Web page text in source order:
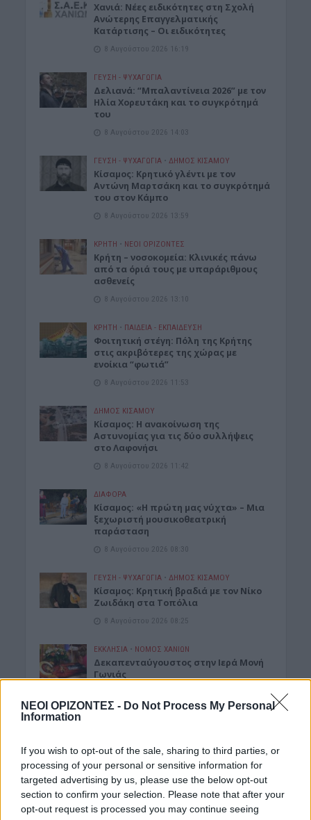
ΝΕΟΙ ΟΡΙΖΟΝΤΕΣ - Do Not Process My Personal
Information
If you wish to opt-out of the sale, sharing to third parties, or
processing of your personal or sensitive information for
targeted advertising by us, please use the below opt-out
section to confirm your selection. Please note that after your
opt-out request is processed you may continue seeing
Χανιά: Νέες ειδικότητες στη Σχολή
Ανώτερης Επαγγελματικής
Κατάρτισης – Οι ειδικότητες
8 Αυγούστου 2026 16:19
ΓΕΎΣΗ - ΨΥΧΑΓΩΓΊΑ
Δελιανά: “Μπαλαντίνεια 2026” με τον
Ηλία Χορευτάκη και το συγκρότημά
του
8 Αυγούστου 2026 14:03
ΓΕΎΣΗ - ΨΥΧΑΓΩΓΊΑ • ΔΉΜΟΣ ΚΙΣΆΜΟΥ
Kίσαμος: Κρητικό γλέντι με τον
Αντώνη Μαρτσάκη και το συγκρότημά
του στον Κάμπο
8 Αυγούστου 2026 13:59
ΚΡΗΤΗ • ΝΕΟΙ ΟΡΙΖΟΝΤΕΣ
Κρήτη – νοσοκομεία: Κλινικές πάνω
από τα όριά τους με υπαράριθμους
ασθενείς
8 Αυγούστου 2026 13:10
ΚΡΗΤΗ • ΠΑΙΔΕΙΑ - ΕΚΠΑΙΔΕΥΣΗ
Φοιτητική στέγη: Πόλη της Κρήτης
στις ακριβότερες της χώρας με
ενοίκια “φωτιά”
8 Αυγούστου 2026 11:53
ΔΉΜΟΣ ΚΙΣΆΜΟΥ
Κίσαμος: Η ανακοίνωση της
Αστυνομίας για τις δύο συλλήψεις
στο Λαφονήσι
8 Αυγούστου 2026 11:42
ΔΙΆΦΟΡΑ
Κίσαμος: «Η πρώτη μας νύχτα» – Μια
ξεχωριστή μουσικοθεατρική
παράσταση
8 Αυγούστου 2026 08:30
ΓΕΎΣΗ - ΨΥΧΑΓΩΓΊΑ • ΔΉΜΟΣ ΚΙΣΆΜΟΥ
Kίσαμος: Κρητική βραδιά με τον Νίκο
Ζωιδάκη στα Τοπόλια
8 Αυγούστου 2026 08:25
ΕΚΚΛΗΣΙΑ • ΝΟΜΌΣ ΧΑΝΊΩΝ
Δεκαπενταύγουστος στην Ιερά Μονή
Γωνιάς
Δεκαπενταύγουστου: Συνταγές με
γεύση καλοκαιριού
8 Αυγούστου 2026 08:17
ΜΑΤΙΕΣ ΣΤΟ ΠΑΡΕΛΘΟΝ